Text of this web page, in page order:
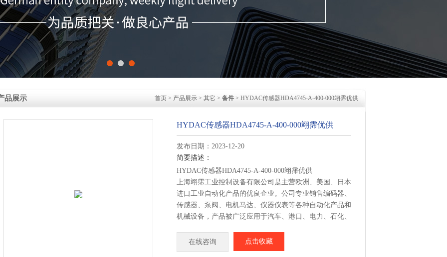
品展示 首页 > 产品展示 > 其它 > 备件 > HYDAC传感器HDA4745-A-400-000翊霈优供
HYDAC传感器HDA4745-A-400-000翊霈优供
发布日期：2023-12-20
简要描述：
HYDAC传感器HDA4745-A-400-000翊霈优供
上海翊霈工业控制设备有限公司是主营欧洲、美国、日本
进口工业自动化产品的优良企业。公司专业销售编码器、
传感器、泵阀、电机马达、仪器仪表等各种自动化产品和
机械设备，产品被广泛应用于汽车、港口、电力、石化、
多领域。
在线咨询 点击收藏